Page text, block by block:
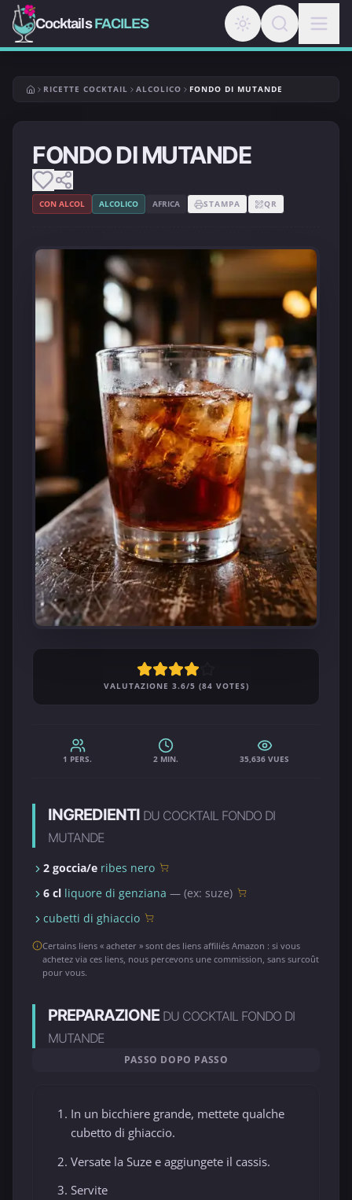
CocktailsFACILES
RICETTE COCKTAIL ALCOLICO FONDO DI MUTANDE
FONDO DI MUTANDE
CON ALCOL ALCOLICO AFRICA STAMPA QR
VALUTAZIONE 3.6/5 (84 VOTES)
1 PERS. 2 MIN. 35,636 VUES
INGREDIENTI DU COCKTAIL FONDO DI
MUTANDE
2 goccia/e ribes nero
6 cl liquore di genziana — (ex: suze)
cubetti di ghiaccio
Certains liens « acheter » sont des liens affiliés Amazon : si vous
achetez via ces liens, nous percevons une commission, sans surcoût
pour vous.
PREPARAZIONE DU COCKTAIL FONDO DI
MUTANDE
PASSO DOPO PASSO
In un bicchiere grande, mettete qualche
cubetto di ghiaccio.
Versate la Suze e aggiungete il cassis.
Servite